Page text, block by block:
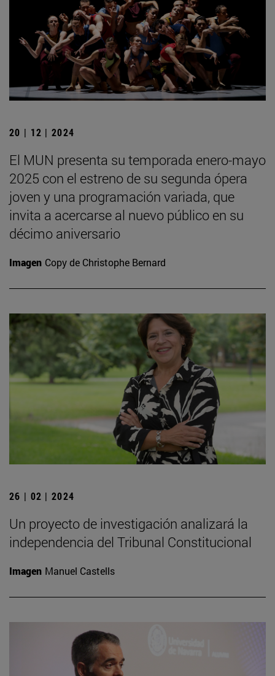
20 | 12 | 2024
El MUN presenta su temporada enero-mayo
2025 con el estreno de su segunda ópera
joven y una programación variada, que
invita a acercarse al nuevo público en su
décimo aniversario
Imagen Copy de Christophe Bernard
26 | 02 | 2024
Un proyecto de investigación analizará la
independencia del Tribunal Constitucional
Imagen Manuel Castells